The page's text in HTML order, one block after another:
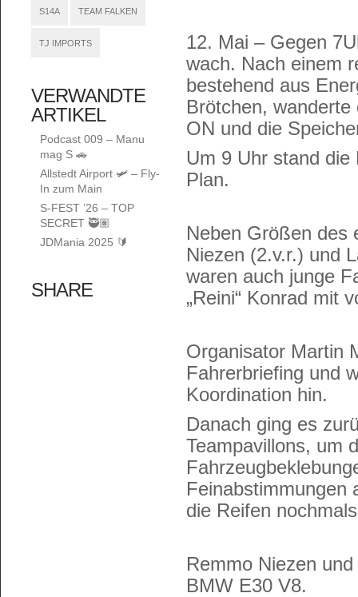
S14A TEAM FALKEN
TJ IMPORTS
VERWANDTE
ARTIKEL
Podcast 009 – Manu
mag S 🚗
Allstedt Airport 🛩️ – Fly-
In zum Main
S-FEST ’26 – TOP
SECRET 🥷🏽
JDMania 2025 🔰
SHARE
12. Mai – Gegen
wach. Nach einem
bestehend aus
Brötchen,
ON und die
Um 9 Uhr stand
Plan.
Neben Größen des
Niezen (2.v.r.) und
waren auch junge
„Reini“ Konrad mit
Organisator Martin
Fahrerbriefing und
Koordination hin.
Danach ging es
Teampavillons, um
Feinabstimmungen
die Reifen
Remmo Niezen
BMW E30 V8.